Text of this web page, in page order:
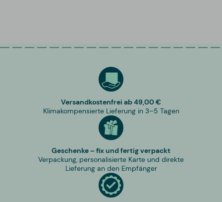
Versandkostenfrei ab 49,00 €
Klimakompensierte Lieferung in 3–5 Tagen
Geschenke – fix und fertig verpackt
Verpackung, personalisierte Karte und direkte
Lieferung an den Empfänger